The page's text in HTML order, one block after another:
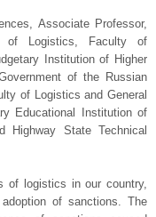
Associate Professor,
of Logistics, Faculty of
Institution of Higher
of the Russian
of Logistics and General
Educational Institution of
Highway State Technical
of logistics in our country,
of sanctions. The